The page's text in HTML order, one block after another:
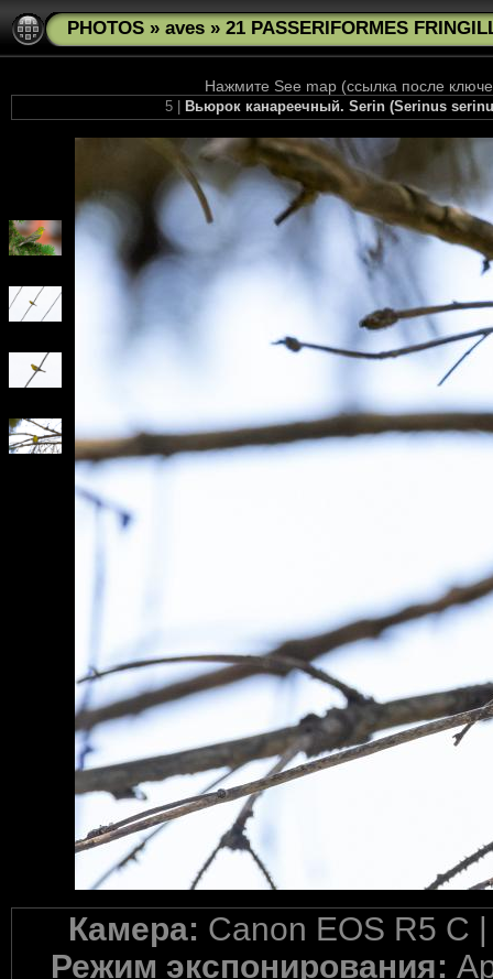
PHOTOS » aves » 21 PASSERIFORMES
Нажмите See map (ссылка после
5 | Вьюрок канареечный. Serin (Serinus
Камера: Canon EOS R5 C
Режим экспонирования: